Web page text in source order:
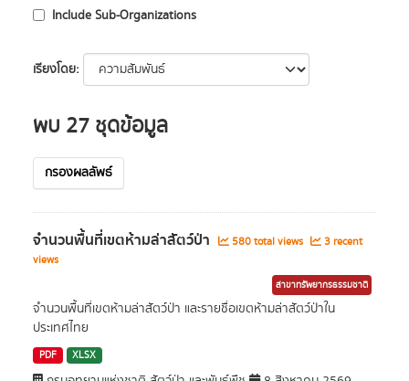
Include Sub-Organizations
เรียงโดย
พบ 27 ชุดข้อมูล
กรองผลลัพธ์
จำนวนพื้นที่เขตห้ามล่าสัตว์ป่า 580 total views
3 recent
views
สาขาทรัพยากรธรรมชาติ
จำนวนพื้นที่เขตห้ามล่าสัตว์ป่า และรายชื่อเขตห้ามล่าสัตว์ป่าใน
ประเทศไทย
PDF XLSX